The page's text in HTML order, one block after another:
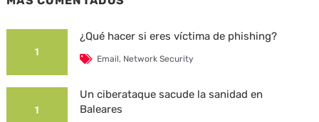
1
¿Qué hacer si eres víctima de phishing?
Email, Network Security
1
Un ciberataque sacude la sanidad en
Baleares